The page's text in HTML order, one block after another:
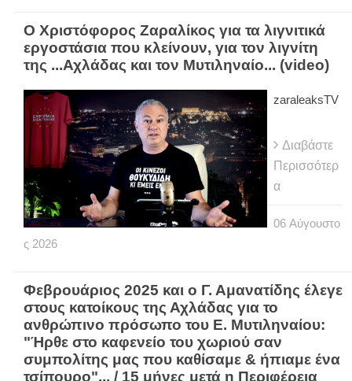
Ο Χριστόφορος Ζαραλίκος για τα λιγνιτικά
εργοστάσια που κλείνουν, για τον λιγνίτη
της ...Αχλάδας και τον Μυτιληναίο... (video)
zaraleaksTV
Διαβάστε
Περισσότερ
α
06 Αύγουστο
ς 2026
Φεβρουάριος 2025 και ο Γ. Αμανατίδης έλεγε
στους κατοίκους της Αχλάδας για το
ανθρώπινο πρόσωπο του Ε. Μυτιληναίου:
"Ήρθε στο καφενείο του χωριού σαν
συμπολίτης μας που καθίσαμε & ήπιαμε ένα
τσίπουρο"... / 15 μήνες μετά η Περιφέρεια